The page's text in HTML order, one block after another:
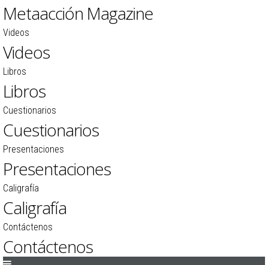
Metaacción Magazine
Videos
Videos
Libros
Libros
Cuestionarios
Cuestionarios
Presentaciones
Presentaciones
Caligrafía
Caligrafía
Contáctenos
Contáctenos